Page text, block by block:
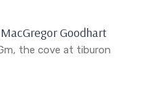
MacGregor Goodhart
the cove at tiburon